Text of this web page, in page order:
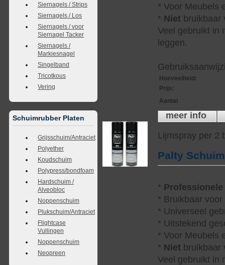
Siernagels / Strips
Siernagels / Los
Siernagels / voor
Siernagel Tacker
Siernagels /
Markiesnagel
Singelband
Tricotkous
Vering
Schuimrubber Platen
Grijsschuim/Antraciet
Polyether
Koudschuim
Polypress/bondfoam
Hardschuim /
Alveobloc
Noppenschuim
Plukschuim/Antraciet
Flightcase
Vullingen
Noppenschuim
Neopreen
* Voor Meubels
* Niet bruikbaar
Veel gebruikt in
leggen.
Hoeveelheid :
Prijs:
Aantal
meer info
Lijmspray per 2
Palty
* Professionele
* Bruikbaar
* Universeel
* Uitstekend
* Voor Meubels
* Niet bruikbaar
Veel gebruikt in